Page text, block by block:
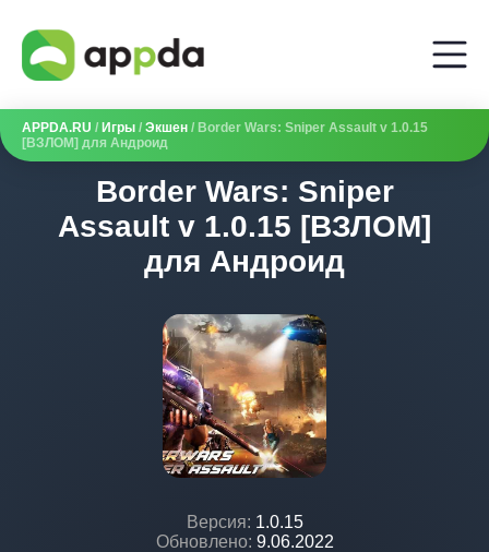
APPDA.RU / Игры / Экшен / Border Wars: Sniper Assault v 1.0.15
[ВЗЛОМ] для Андроид
Border Wars: Sniper
Assault v 1.0.15 [ВЗЛОМ]
для Андроид
Версия: 1.0.15
Обновлено: 9.06.2022